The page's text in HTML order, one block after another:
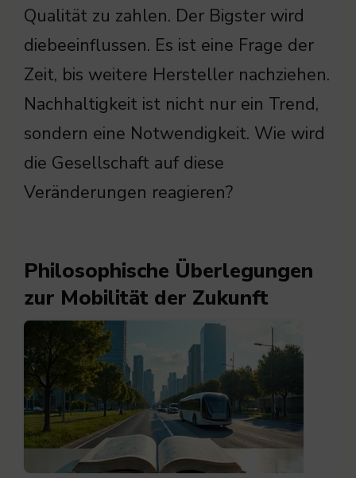
Qualität zu zahlen. Der Bigster wird
diebeeinflussen. Es ist eine Frage der
Zeit, bis weitere Hersteller nachziehen.
Nachhaltigkeit ist nicht nur ein Trend,
sondern eine Notwendigkeit. Wie wird
die Gesellschaft auf diese
Veränderungen reagieren?
Philosophische Überlegungen
zur Mobilität der Zukunft